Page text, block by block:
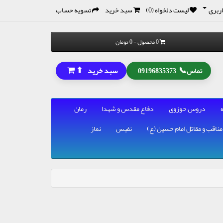
لیست دلخواه (0) سبد خرید تسویه حساب
0 محصول - 0 تومان
تماس📞
09196835373 سبد خرید ⬆
دروس حوزوی دفاع مقدس و شهدا
رمان
مناقب و مقاتل امام حسین (ع) نفیس
نماز